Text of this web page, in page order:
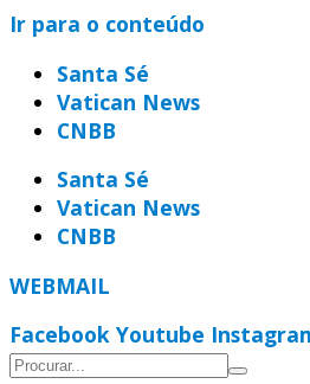
Ir para o conteúdo
Santa Sé
Vatican News
CNBB
Santa Sé
Vatican News
CNBB
WEBMAIL
Facebook Youtube